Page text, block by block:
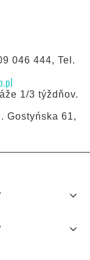
046 444, Tel.
1/3 týždňov.
Gostyńska 61,